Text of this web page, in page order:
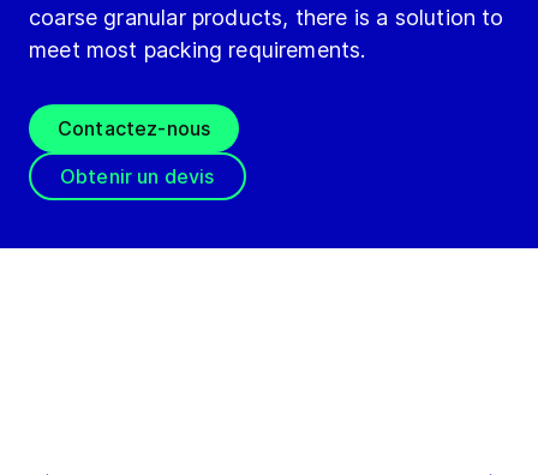
coarse granular products, there is a solution to
meet most packing requirements.
Contactez-nous
Obtenir un devis